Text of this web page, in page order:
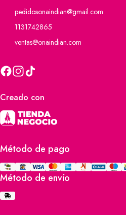
pedidosonaindian@gmail.com
1131742865
ventas@onaindian.com
Creado con
Método de pago
Método de envío